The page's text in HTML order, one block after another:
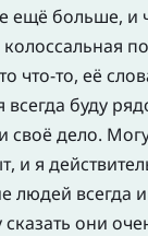
ещё больше, и
что-то, её
всегда буду
дело. Могу
и я
людей всегда
сказать они